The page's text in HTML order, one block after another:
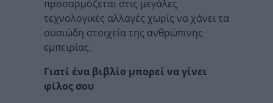
προσαρμόζεται στις μεγάλες
τεχνολογικές αλλαγές χωρίς να χάνει τα
ουσιώδη στοιχεία της ανθρώπινης
εμπειρίας.
Γιατί ένα βιβλίο μπορεί να γίνει
φίλος σου